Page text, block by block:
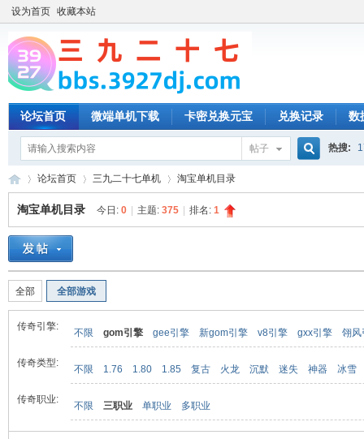
设为首页 收藏本站
论坛首页 微端单机下载 卡密兑换元宝 兑换记录 数
帖子 热搜:
»
论坛首页 三九二十七单机 淘宝单机目录
淘宝单机目录 今日: 0 主题: 375 排名: 1
全部 全部游戏
传奇引擎:
不限 gom引擎 gee引擎 新gom引擎 v8引擎 gxx引擎 翎风
传奇类型:
不限 1.76 1.80 1.85 复古 火龙 沉默 迷失 神器 冰雪
传奇职业:
不限 三职业 单职业 多职业